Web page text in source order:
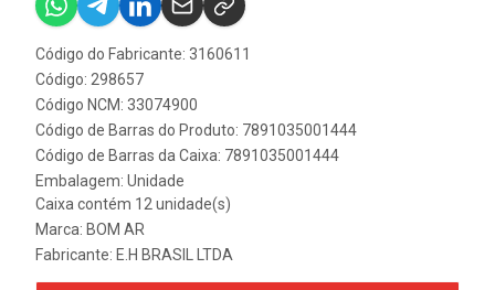
Código do Fabricante: 3160611
Código: 298657
Código NCM: 33074900
Código de Barras do Produto: 7891035001444
Código de Barras da Caixa: 7891035001444
Embalagem: Unidade
Caixa contém 12 unidade(s)
Marca: BOM AR
Fabricante: E.H BRASIL LTDA